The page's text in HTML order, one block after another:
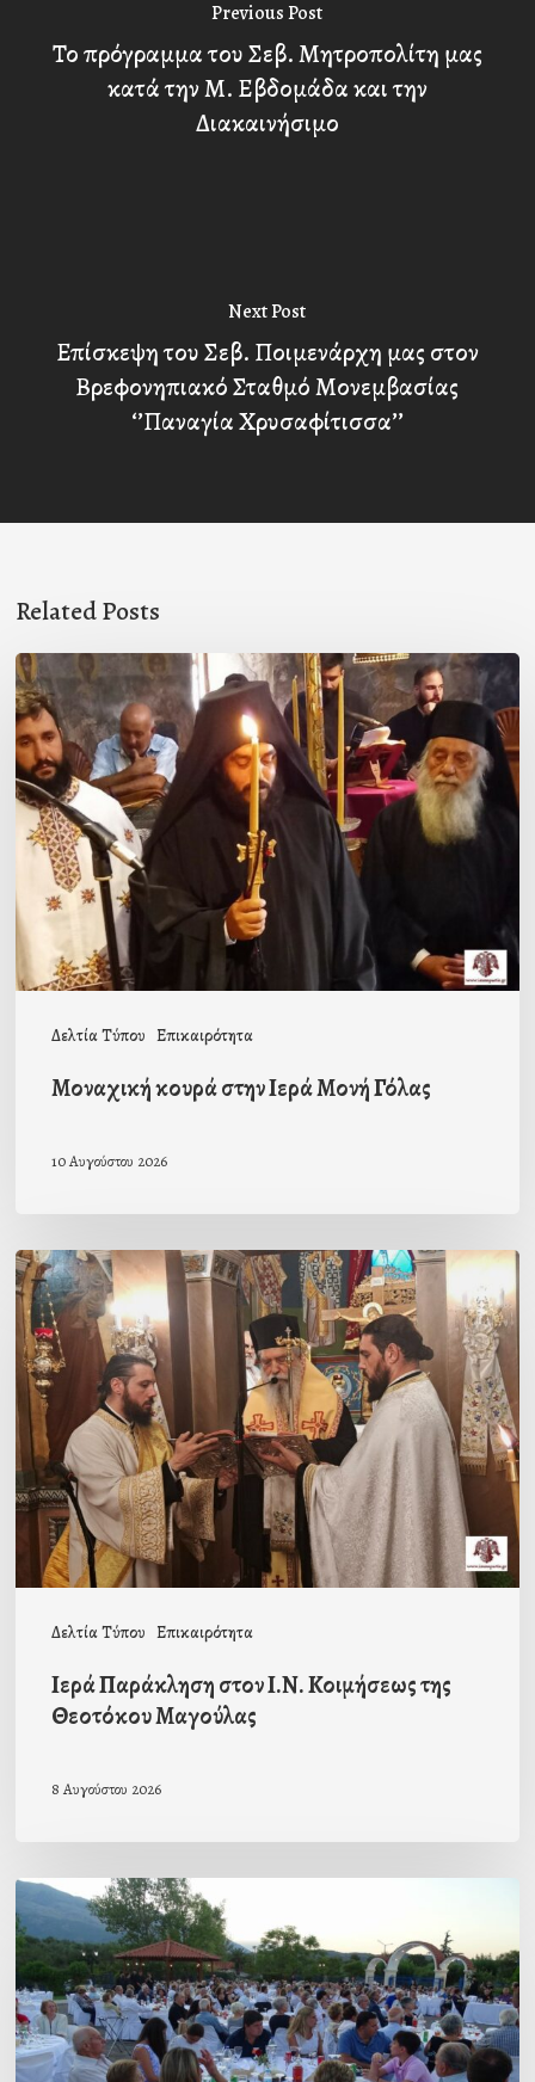
Previous Post
Το πρόγραμμα του Σεβ. Μητροπολίτη μας
κατά την Μ. Εβδομάδα και την
Διακαινήσιμο
Next Post
Επίσκεψη του Σεβ. Ποιμενάρχη μας στον
Βρεφονηπιακό Σταθμό Μονεμβασίας
‘’Παναγία Χρυσαφίτισσα’’
Related Posts
Δελτία Τύπου Επικαιρότητα
Μοναχική
κουρά
στην
Ιερά
Μονή
Γόλας
Μοναχική κουρά στην Ιερά Μονή Γόλας
10 Αυγούστου 2026
Δελτία Τύπου Επικαιρότητα
Ιερά
Παράκληση
στον
Ι.Ν.
Κοιμήσεως
της
Θεοτόκου
Μαγούλας
Ιερά Παράκληση στον Ι.Ν. Κοιμήσεως της
Θεοτόκου Μαγούλας
8 Αυγούστου 2026
Πρόσκληση
προς
τους
Ομογενείς
μας